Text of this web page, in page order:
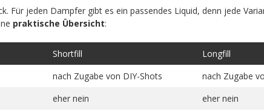
Für jeden Dampfer gibt es ein passendes Liquid, denn jede
praktische Übersicht:
Shortfill Longfill
nach Zugabe von DIY-Shots nach Zugabe
eher nein eher nein